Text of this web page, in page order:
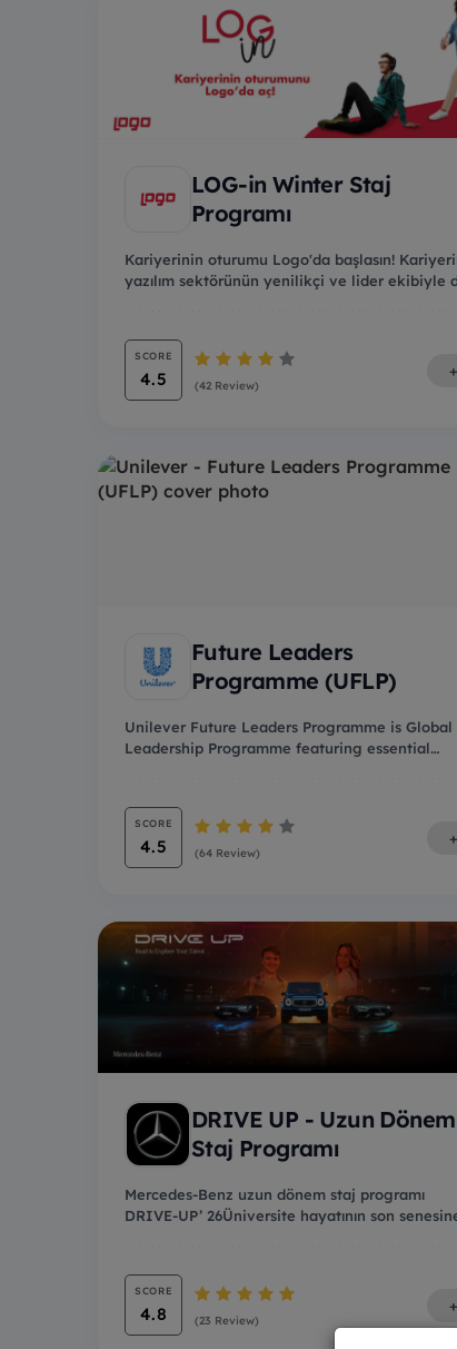
LOG-in Winter Staj
Programı
Kariyerinin oturumu Logo'da başlasın!
yazılım sektörünün yenilikçi ve lider ekibiyle
SCORE
4.5 (42 Review)
+
Future Leaders
Programme (UFLP)
Unilever Future Leaders Programme is Global
Leadership Programme featuring essential
SCORE
4.5 (64 Review)
+
DRIVE UP - Uzun Dönem
Staj Programı
Mercedes-Benz uzun dönem staj programı
DRIVE-UP’ 26Üniversite hayatının son
SCORE
4.8 (23 Review)
+